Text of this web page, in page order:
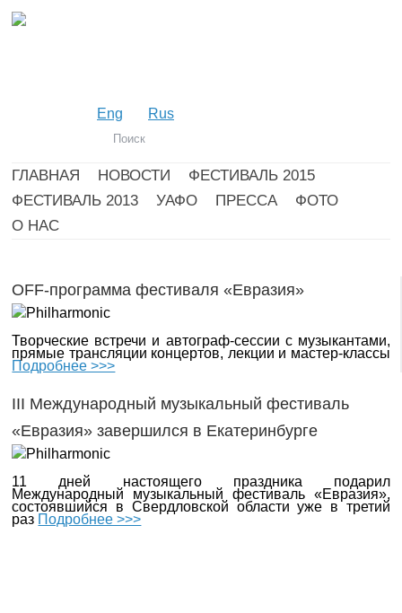
Eng Rus
ГЛАВНАЯ НОВОСТИ
ФЕСТИВАЛЬ 2015
ФЕСТИВАЛЬ 2013
УАФО ПРЕССА
ФОТО
О НАС
OFF-программа фестиваля «Евразия»
Творческие встречи и автограф-сессии с музыкантами,
прямые трансляции концертов, лекции и мастер-классы
Подробнее >>>
III Международный музыкальный фестиваль
«Евразия» завершился в Екатеринбурге
11 дней настоящего праздника подарил
Международный музыкальный фестиваль «Евразия»,
состоявшийся в Свердловской области уже в третий
раз Подробнее >>>